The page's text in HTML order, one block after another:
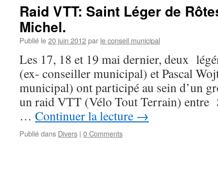
Raid VTT: Saint Léger de
Michel.
Publié le20 juin 2012par le conseil municipal
Les 17, 18 et 19 mai dernier, deux
(ex- conseiller municipal) et Pascal
municipal) ont participé au sein d’un
un raid VTT (Vélo Tout Terrain) entre
… Continuer la lecture →
Publié dans Divers | 0 Comments